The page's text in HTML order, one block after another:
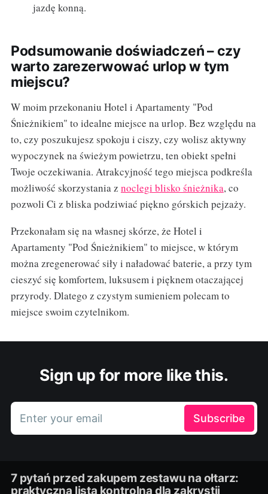
jazdę konną.
Podsumowanie doświadczeń – czy
warto zarezerwować urlop w tym
miejscu?
W moim przekonaniu Hotel i Apartamenty "Pod
Śnieżnikiem" to idealne miejsce na urlop. Bez względu na
to, czy poszukujesz spokoju i ciszy, czy wolisz aktywny
wypoczynek na świeżym powietrzu, ten obiekt spełni
Twoje oczekiwania. Atrakcyjność tego miejsca podkreśla
możliwość skorzystania z noclegi blisko śnieżnika, co
pozwoli Ci z bliska podziwiać piękno górskich pejzaży.
Przekonałam się na własnej skórze, że Hotel i
Apartamenty "Pod Śnieżnikiem" to miejsce, w którym
można zregenerować siły i naładować baterie, a przy tym
cieszyć się komfortem, luksusem i pięknem otaczającej
przyrody. Dlatego z czystym sumieniem polecam to
miejsce swoim czytelnikom.
Sign up for more like this.
Enter your email Subscribe
7 pytań przed zakupem zestawu na ołtarz:
praktyczna lista kontrolna dla zakrystii